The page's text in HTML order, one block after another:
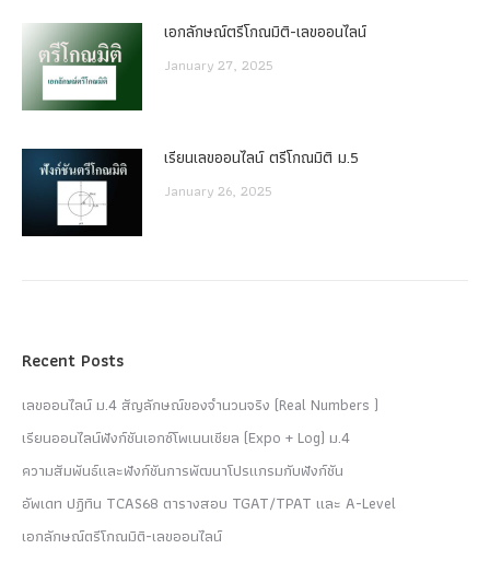
เอกลักษณ์ตรีโกณมิติ-เลขออนไลน์
January 27, 2025
เรียนเลขออนไลน์ ตรีโกณมิติ ม.5
January 26, 2025
Recent Posts
เลขออนไลน์ ม.4 สัญลักษณ์ของจำนวนจริง (Real Numbers )
เรียนออนไลน์ฟังก์ชันเอกซ์โพเนนเชียล (Expo + Log) ม.4
ความสัมพันธ์และฟังก์ชันการพัฒนาโปรแกรมกับฟังก์ชัน
อัพเดท ปฏิทิน TCAS68 ตารางสอบ TGAT/TPAT และ A-Level
เอกลักษณ์ตรีโกณมิติ-เลขออนไลน์